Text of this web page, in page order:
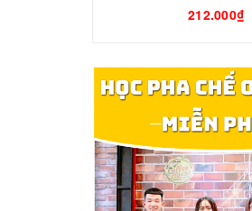
212.000₫